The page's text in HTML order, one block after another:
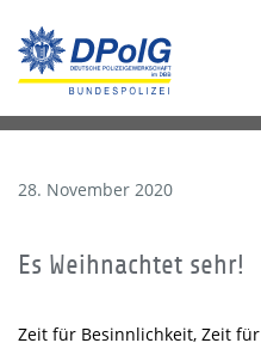
28. November 2020
Es Weihnachtet sehr!
Zeit für Besinnlichkeit, Zeit